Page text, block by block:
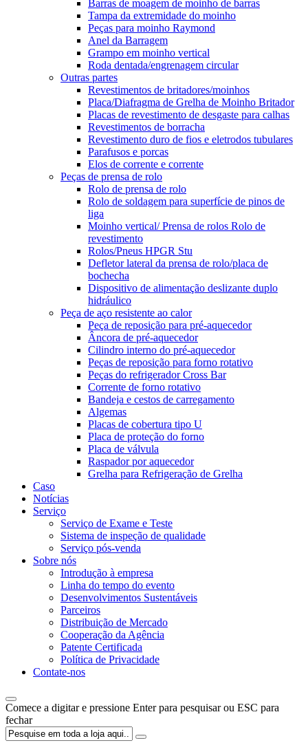
Barras de moagem de moinho de barras
Tampa da extremidade do moinho
Peças para moinho Raymond
Anel da Barragem
Grampo em moinho vertical
Roda dentada/engrenagem circular
Outras partes
Revestimentos de britadores/moinhos
Placa/Diafragma de Grelha de Moinho Britador
Placas de revestimento de desgaste para calhas
Revestimentos de borracha
Revestimento duro de fios e eletrodos tubulares
Parafusos e porcas
Elos de corrente e corrente
Peças de prensa de rolo
Rolo de prensa de rolo
Rolo de soldagem para superfície de pinos de
liga
Moinho vertical/ Prensa de rolos Rolo de
revestimento
Rolos/Pneus HPGR Stu
Defletor lateral da prensa de rolo/placa de
bochecha
Dispositivo de alimentação deslizante duplo
hidráulico
Peça de aço resistente ao calor
Peça de reposição para pré-aquecedor
Âncora de pré-aquecedor
Cilindro interno do pré-aquecedor
Peças de reposição para forno rotativo
Peças do refrigerador Cross Bar
Corrente de forno rotativo
Bandeja e cestos de carregamento
Algemas
Placas de cobertura tipo U
Placa de proteção do forno
Placa de válvula
Raspador por aquecedor
Grelha para Refrigeração de Grelha
Caso
Notícias
Serviço
Serviço de Exame e Teste
Sistema de inspeção de qualidade
Serviço pós-venda
Sobre nós
Introdução à empresa
Linha do tempo do evento
Desenvolvimentos Sustentáveis
Parceiros
Distribuição de Mercado
Cooperação da Agência
Patente Certificada
Política de Privacidade
Contate-nos
Comece a digitar e pressione Enter para pesquisar ou ESC para
fechar